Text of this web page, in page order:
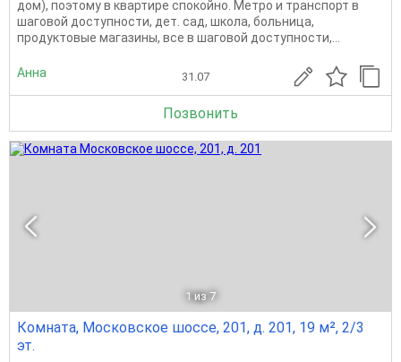
дом), поэтому в квартире спокойно. Метро и транспорт в
шаговой доступности, дет. сад, школа, больница,
продуктовые магазины, все в шаговой доступности,...
Анна 31.07
Позвонить
1 из 7
Комната, Московское шоссе, 201, д. 201, 19 м², 2/3
эт.